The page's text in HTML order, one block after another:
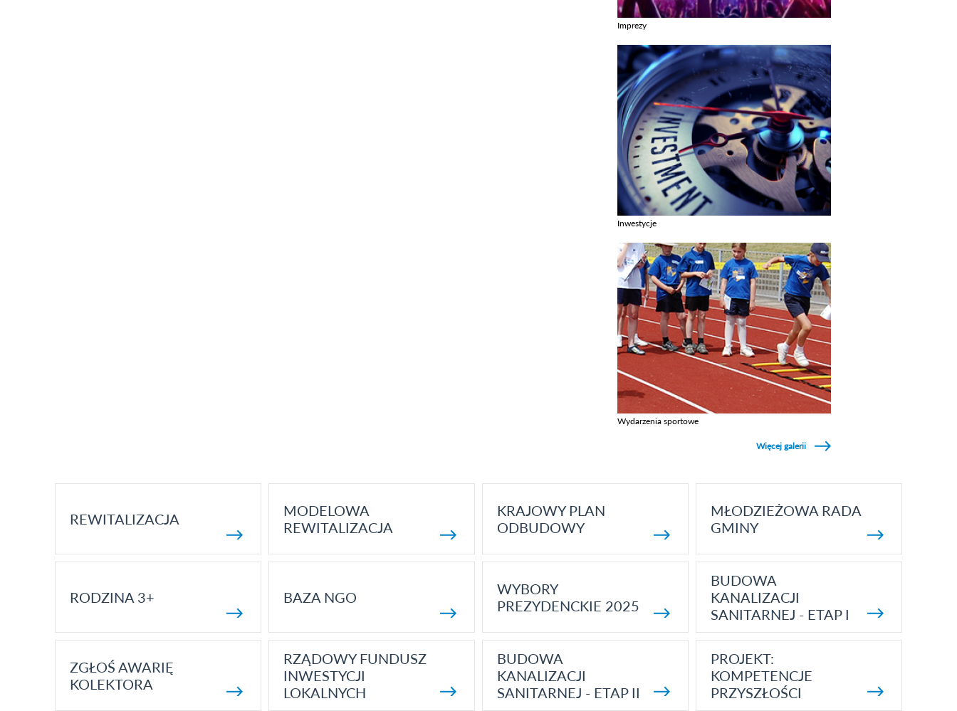
Imprezy
Inwestycje
Wydarzenia sportowe
Więcej galerii
REWITALIZACJA
MODELOWA
REWITALIZACJA
KRAJOWY PLAN
ODBUDOWY
MŁODZIEŻOWA RADA
GMINY
RODZINA 3+ BAZA NGO
WYBORY
PREZYDENCKIE 2025
BUDOWA
KANALIZACJI
SANITARNEJ - ETAP I
ZGŁOŚ AWARIĘ
KOLEKTORA
RZĄDOWY FUNDUSZ
INWESTYCJI
LOKALNYCH
BUDOWA
KANALIZACJI
SANITARNEJ - ETAP II
PROJEKT:
KOMPETENCJE
PRZYSZŁOŚCI